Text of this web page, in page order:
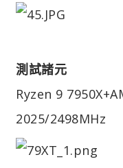
測試諸元
Ryzen 9
2025/2498MHz